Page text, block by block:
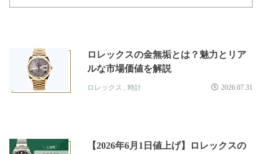
ロレックスの金無垢とは？魅力とリア
ルな市場価値を解説
ロレックス , 時計 2026.07.31
【2026年6月1日値上げ】ロレックスの